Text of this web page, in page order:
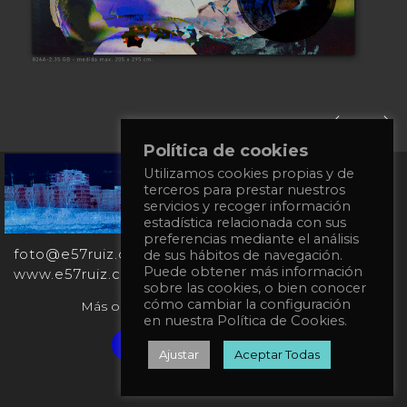
+34
651
862
863
foto@e57ruiz.com
www.e57ruiz.com
Más obras en la galería virtual Singulart:
Verified artist on Singulart
Política de cookies
Utilizamos cookies propias y de
terceros para prestar nuestros
servicios y recoger información
estadística relacionada con sus
preferencias mediante el análisis
de sus hábitos de navegación.
Puede obtener más información
sobre las cookies, o bien conocer
cómo cambiar la configuración
en nuestra Política de Cookies.
Ajustar Aceptar Todas